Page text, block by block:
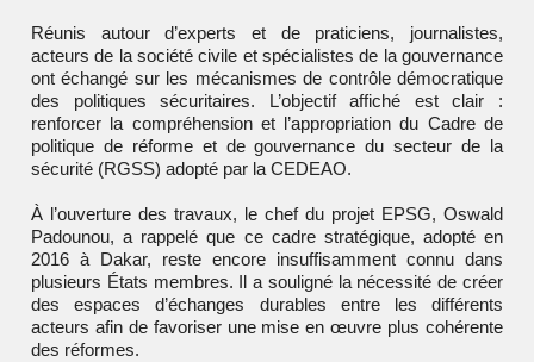
Réunis autour d’experts et de praticiens, journalistes,
acteurs de la société civile et spécialistes de la gouvernance
ont échangé sur les mécanismes de contrôle démocratique
des politiques sécuritaires. L’objectif affiché est clair :
renforcer la compréhension et l’appropriation du Cadre de
politique de réforme et de gouvernance du secteur de la
sécurité (RGSS) adopté par la CEDEAO.
À l’ouverture des travaux, le chef du projet EPSG, Oswald
Padounou, a rappelé que ce cadre stratégique, adopté en
2016 à Dakar, reste encore insuffisamment connu dans
plusieurs États membres. Il a souligné la nécessité de créer
des espaces d’échanges durables entre les différents
acteurs afin de favoriser une mise en œuvre plus cohérente
des réformes.